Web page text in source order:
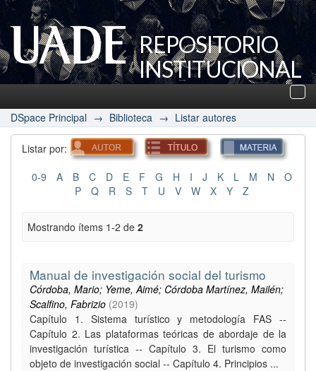
REPOSITORIO
INSTITUCIONAL
UADE
DSpace Principal → Biblioteca → Listar autores
Listar por:
0-9 A B C D E F G H I J K L M N
O
P
Q R S T U V W X Y Z
Mostrando ítems 1-2 de 2
Manual de investigación social del turismo
Córdoba, Mario; Yeme, Aimé; Córdoba Martínez, Mailén;
Scalfino, Fabrizio (2019)
Capítulo 1. Sistema turístico y metodología FAS --
Capítulo 2. Las plataformas teóricas de abordaje de la
investigación turística -- Capítulo 3. El turismo como
objeto de investigación social -- Capítulo 4. Principios ...